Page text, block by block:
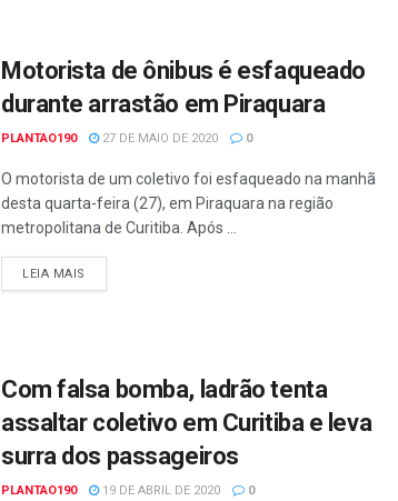
Motorista de ônibus é esfaqueado
durante arrastão em Piraquara
PLANTAO190 27 DE MAIO DE 2020 0
O motorista de um coletivo foi esfaqueado na manhã
desta quarta-feira (27), em Piraquara na região
metropolitana de Curitiba. Após ...
LEIA MAIS
Com falsa bomba, ladrão tenta
assaltar coletivo em Curitiba e leva
surra dos passageiros
PLANTAO190 19 DE ABRIL DE 2020 0